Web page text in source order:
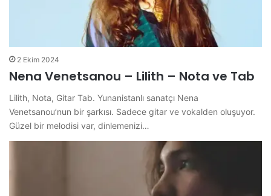
2 Ekim 2024
Nena Venetsanou – Lilith – Nota ve Tab
Lilith, Nota, Gitar Tab. Yunanistanlı sanatçı Nena
Venetsanou’nun bir şarkısı. Sadece gitar ve vokalden oluşuyor.
Güzel bir melodisi var, dinlemenizi…